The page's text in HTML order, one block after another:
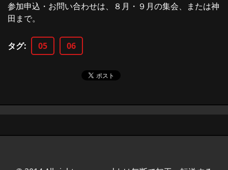
参加申込・お問い合わせは、８月・９月の集会、または神
田まで。
タグ: 05 06